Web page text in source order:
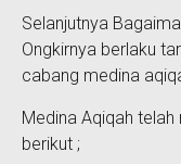
Selanjutnya
Ongkirnya berlaku
cabang medina
Medina Aqiqah
berikut ;